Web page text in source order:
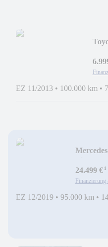
EZ 11/2013 • 100.000 km •
24.499 €¹
Finanzierung
EZ 12/2019 • 95.000 km •